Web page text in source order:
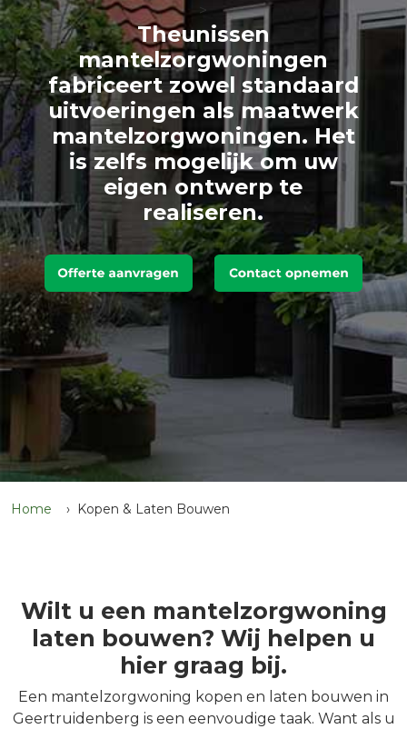
>
Theunissen
mantelzorgwoningen
fabriceert zowel standaard
uitvoeringen als maatwerk
mantelzorgwoningen. Het
is zelfs mogelijk om uw
eigen ontwerp te
realiseren.
Home Kopen & Laten Bouwen
Wilt u een mantelzorgwoning
laten bouwen? Wij helpen u
hier graag bij.
Een mantelzorgwoning kopen en laten bouwen in
Geertruidenberg is een eenvoudige taak. Want als u